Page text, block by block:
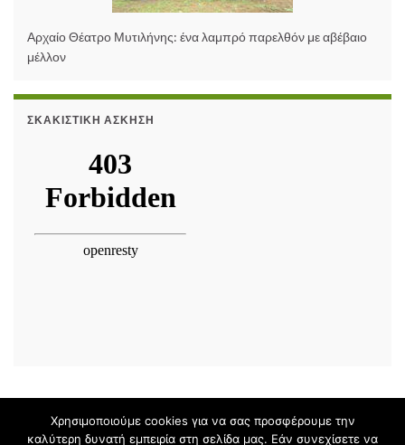
Αρχαίο Θέατρο Μυτιλήνης: ένα λαμπρό παρελθόν με αβέβαιο
μέλλον
ΣΚΑΚΙΣΤΙΚΉ ΆΣΚΗΣΗ
© 2014-26 Πρότυπο Γενικό Λύκειο Μυτιλήνης
Χρησιμοποιούμε cookies για να σας προσφέρουμε την
καλύτερη δυνατή εμπειρία στη σελίδα μας. Εάν συνεχίσετε να